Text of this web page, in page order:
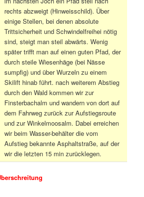
rechts abzweigt (Hinweisschild). Über
einige Stellen, bei denen absolute
Trittsicherheit und Schwindelfreihei nötig
sind, steigt man steil abwärts. Wenig
später trifft man auf einen guten Pfad, der
durch steile Wiesenhäge (bei Nässe
sumpfig) und über Wurzeln zu einem
Skilift hinab führt. nach weiterem Abstieg
durch den Wald kommen wir zur
Finsterbachalm und wandern von dort auf
dem Fahrweg zurück zur Aufstiegsroute
und zur Winkelmoosalm. Dabei erreichen
wir beim Wasser-behälter die vom
Aufstieg bekannte Asphaltstraße, auf der
wir die letzten 15 min zurücklegen.